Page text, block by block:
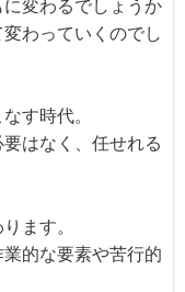
変わるでしょうか
わっていくのでし
す時代。
はなく、任せれる
ます。
的な要素や苦行的